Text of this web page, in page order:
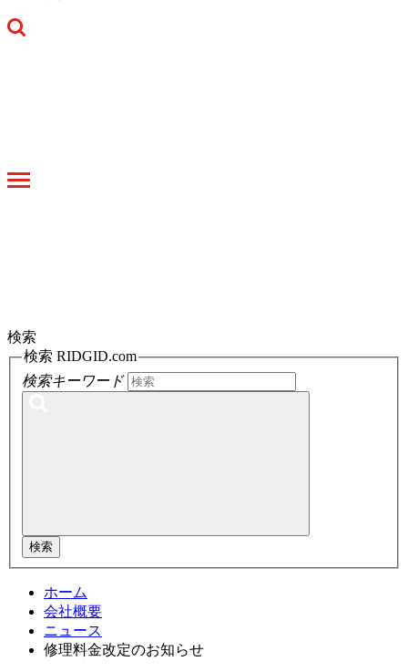
Toggle
検索
検索 RIDGID.com
検索キーワード
検索
ホーム
会社概要
ニュース
修理料金改定のお知らせ